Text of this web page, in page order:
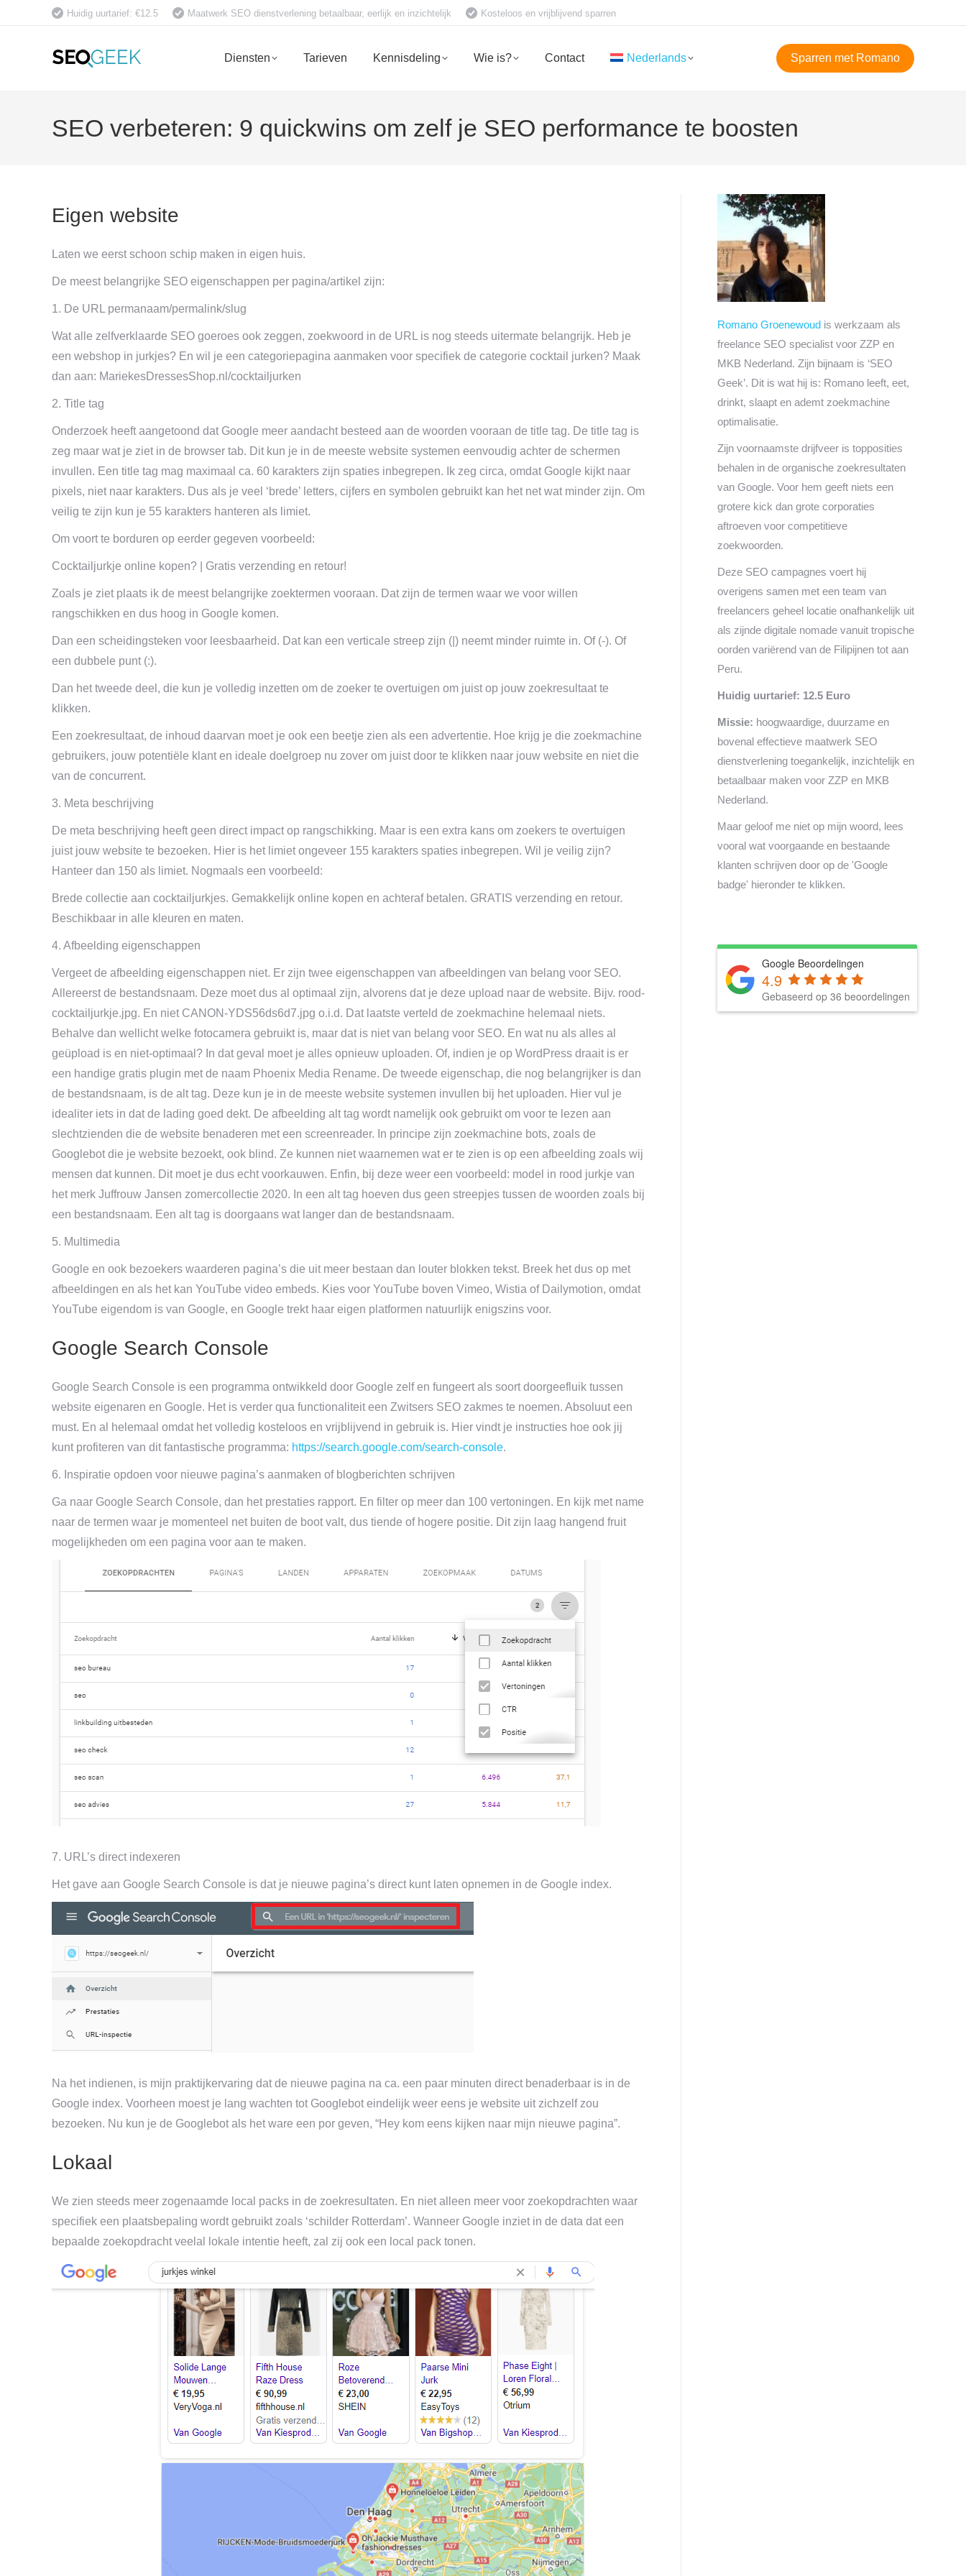
Huidig uurtarief: €12.5 Maatwerk SEO dienstverlening betaalbaar, eerlijk en inzichtelijk Kosteloos en vrijblijvend sparren
Diensten Tarieven Kennisdeling Wie is? Contact Nederlands Sparren met Romano
SEO verbeteren: 9 quickwins om zelf je SEO performance te boosten
Eigen website
Laten we eerst schoon schip maken in eigen huis.
De meest belangrijke SEO eigenschappen per pagina/artikel zijn:
1. De URL permanaam/permalink/slug
Wat alle zelfverklaarde SEO goeroes ook zeggen, zoekwoord in de URL is nog steeds uitermate belangrijk. Heb je
een webshop in jurkjes? En wil je een categoriepagina aanmaken voor specifiek de categorie cocktail jurken? Maak
dan aan: MariekesDressesShop.nl/cocktailjurken
2. Title tag
Onderzoek heeft aangetoond dat Google meer aandacht besteed aan de woorden vooraan de title tag. De title tag is
zeg maar wat je ziet in de browser tab. Dit kun je in de meeste website systemen eenvoudig achter de schermen
invullen. Een title tag mag maximaal ca. 60 karakters zijn spaties inbegrepen. Ik zeg circa, omdat Google kijkt naar
pixels, niet naar karakters. Dus als je veel ‘brede’ letters, cijfers en symbolen gebruikt kan het net wat minder zijn. Om
veilig te zijn kun je 55 karakters hanteren als limiet.
Om voort te borduren op eerder gegeven voorbeeld:
Cocktailjurkje online kopen? | Gratis verzending en retour!
Zoals je ziet plaats ik de meest belangrijke zoektermen vooraan. Dat zijn de termen waar we voor willen
rangschikken en dus hoog in Google komen.
Dan een scheidingsteken voor leesbaarheid. Dat kan een verticale streep zijn (|) neemt minder ruimte in. Of (-). Of
een dubbele punt (:).
Dan het tweede deel, die kun je volledig inzetten om de zoeker te overtuigen om juist op jouw zoekresultaat te
klikken.
Een zoekresultaat, de inhoud daarvan moet je ook een beetje zien als een advertentie. Hoe krijg je die zoekmachine
gebruikers, jouw potentiële klant en ideale doelgroep nu zover om juist door te klikken naar jouw website en niet die
van de concurrent.
3. Meta beschrijving
De meta beschrijving heeft geen direct impact op rangschikking. Maar is een extra kans om zoekers te overtuigen
juist jouw website te bezoeken. Hier is het limiet ongeveer 155 karakters spaties inbegrepen. Wil je veilig zijn?
Hanteer dan 150 als limiet. Nogmaals een voorbeeld:
Brede collectie aan cocktailjurkjes. Gemakkelijk online kopen en achteraf betalen. GRATIS verzending en retour.
Beschikbaar in alle kleuren en maten.
4. Afbeelding eigenschappen
Vergeet de afbeelding eigenschappen niet. Er zijn twee eigenschappen van afbeeldingen van belang voor SEO.
Allereerst de bestandsnaam. Deze moet dus al optimaal zijn, alvorens dat je deze upload naar de website. Bijv. rood-
cocktailjurkje.jpg. En niet CANON-YDS56ds6d7.jpg o.i.d. Dat laatste verteld de zoekmachine helemaal niets.
Behalve dan wellicht welke fotocamera gebruikt is, maar dat is niet van belang voor SEO. En wat nu als alles al
geüpload is en niet-optimaal? In dat geval moet je alles opnieuw uploaden. Of, indien je op WordPress draait is er
een handige gratis plugin met de naam Phoenix Media Rename. De tweede eigenschap, die nog belangrijker is dan
de bestandsnaam, is de alt tag. Deze kun je in de meeste website systemen invullen bij het uploaden. Hier vul je
idealiter iets in dat de lading goed dekt. De afbeelding alt tag wordt namelijk ook gebruikt om voor te lezen aan
slechtzienden die de website benaderen met een screenreader. In principe zijn zoekmachine bots, zoals de
Googlebot die je website bezoekt, ook blind. Ze kunnen niet waarnemen wat er te zien is op een afbeelding zoals wij
mensen dat kunnen. Dit moet je dus echt voorkauwen. Enfin, bij deze weer een voorbeeld: model in rood jurkje van
het merk Juffrouw Jansen zomercollectie 2020. In een alt tag hoeven dus geen streepjes tussen de woorden zoals bij
een bestandsnaam. Een alt tag is doorgaans wat langer dan de bestandsnaam.
5. Multimedia
Google en ook bezoekers waarderen pagina’s die uit meer bestaan dan louter blokken tekst. Breek het dus op met
afbeeldingen en als het kan YouTube video embeds. Kies voor YouTube boven Vimeo, Wistia of Dailymotion, omdat
YouTube eigendom is van Google, en Google trekt haar eigen platformen natuurlijk enigszins voor.
Google Search Console
Google Search Console is een programma ontwikkeld door Google zelf en fungeert als soort doorgeefluik tussen
website eigenaren en Google. Het is verder qua functionaliteit een Zwitsers SEO zakmes te noemen. Absoluut een
must. En al helemaal omdat het volledig kosteloos en vrijblijvend in gebruik is. Hier vindt je instructies hoe ook jij
kunt profiteren van dit fantastische programma: https://search.google.com/search-console.
6. Inspiratie opdoen voor nieuwe pagina’s aanmaken of blogberichten schrijven
Ga naar Google Search Console, dan het prestaties rapport. En filter op meer dan 100 vertoningen. En kijk met name
naar de termen waar je momenteel net buiten de boot valt, dus tiende of hogere positie. Dit zijn laag hangend fruit
mogelijkheden om een pagina voor aan te maken.
7. URL’s direct indexeren
Het gave aan Google Search Console is dat je nieuwe pagina’s direct kunt laten opnemen in de Google index.
Na het indienen, is mijn praktijkervaring dat de nieuwe pagina na ca. een paar minuten direct benaderbaar is in de
Google index. Voorheen moest je lang wachten tot Googlebot eindelijk weer eens je website uit zichzelf zou
bezoeken. Nu kun je de Googlebot als het ware een por geven, “Hey kom eens kijken naar mijn nieuwe pagina”.
Lokaal
We zien steeds meer zogenaamde local packs in de zoekresultaten. En niet alleen meer voor zoekopdrachten waar
specifiek een plaatsbepaling wordt gebruikt zoals ‘schilder Rotterdam’. Wanneer Google inziet in de data dat een
bepaalde zoekopdracht veelal lokale intentie heeft, zal zij ook een local pack tonen.
Romano Groenewoud is werkzaam als
freelance SEO specialist voor ZZP en
MKB Nederland. Zijn bijnaam is ‘SEO
Geek’. Dit is wat hij is: Romano leeft, eet,
drinkt, slaapt en ademt zoekmachine
optimalisatie.
Zijn voornaamste drijfveer is topposities
behalen in de organische zoekresultaten
van Google. Voor hem geeft niets een
grotere kick dan grote corporaties
aftroeven voor competitieve
zoekwoorden.
Deze SEO campagnes voert hij
overigens samen met een team van
freelancers geheel locatie onafhankelijk uit
als zijnde digitale nomade vanuit tropische
oorden variërend van de Filipijnen tot aan
Peru.
Huidig uurtarief: 12.5 Euro
Missie: hoogwaardige, duurzame en
bovenal effectieve maatwerk SEO
dienstverlening toegankelijk, inzichtelijk en
betaalbaar maken voor ZZP en MKB
Nederland.
Maar geloof me niet op mijn woord, lees
vooral wat voorgaande en bestaande
klanten schrijven door op de 'Google
badge' hieronder te klikken.
Google Beoordelingen
4.9
Gebaseerd op 36 beoordelingen